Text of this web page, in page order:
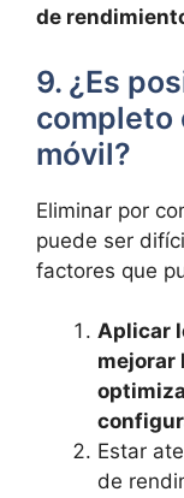
de
9. ¿Es
‍completo
móvil?
Eliminar por
puede ser
factores que
Aplicar
mejorar
Estar
de